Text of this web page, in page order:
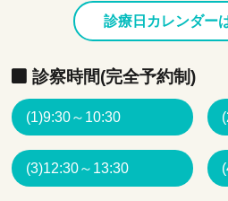
診療日カレンダー
診察時間(完全予約制)
(1)9:30～10:30
(3)12:30～13:30